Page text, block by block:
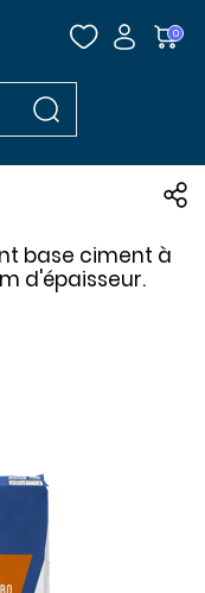
0
et aller au pied
Rechercher
base ciment à
d'épaisseur.